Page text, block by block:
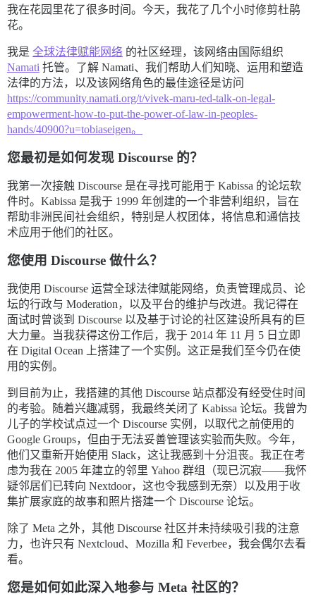
我在花园里花了很多时间。今天，我花了几个小时修剪杜鹃
花。
我是 全球法律赋能网络 的社区经理，该网络由国际组织
Namati 托管。了解 Namati、我们帮助人们知晓、运用和塑造
法律的方法，以及该网络角色的最佳途径是访问
https://community.namati.org/t/vivek-maru-ted-talk-on-legal-
empowerment-how-to-put-the-power-of-law-in-peoples-
hands/40900?u=tobiaseigen。
您最初是如何发现 Discourse 的？
我第一次接触 Discourse 是在寻找可能用于 Kabissa 的论坛软
件时。Kabissa 是我于 1999 年创建的一个非营利组织，旨在
帮助非洲民间社会组织，特别是人权团体，将信息和通信技
术应用于他们的社区。
您使用 Discourse 做什么？
我使用 Discourse 运营全球法律赋能网络，负责管理成员、论
坛的行政与 Moderation，以及平台的维护与改进。我记得在
面试时曾谈到 Discourse 以及基于讨论的社区建设所具有的巨
大力量。当我获得这份工作后，我于 2014 年 11 月 5 日立即
在 Digital Ocean 上搭建了一个实例。这正是我们至今仍在使
用的实例。
到目前为止，我搭建的其他 Discourse 站点都没有经受住时间
的考验。随着兴趣减弱，我最终关闭了 Kabissa 论坛。我曾为
儿子的学校试点过一个 Discourse 实例，以取代之前使用的
Google Groups，但由于无法妥善管理该实验而失败。今年，
他们又重新开始使用 Slack，这让我感到十分沮丧。我正在考
虑为我在 2005 年建立的邻里 Yahoo 群组（现已沉寂——我怀
疑邻居们已转向 Nextdoor，这也令我感到无奈）以及用于收
集扩展家庭的故事和照片搭建一个 Discourse 论坛。
除了 Meta 之外，其他 Discourse 社区并未持续吸引我的注意
力，也许只有 Nextcloud、Mozilla 和 Feverbee，我会偶尔去看
看。
您是如何如此深入地参与 Meta 社区的？